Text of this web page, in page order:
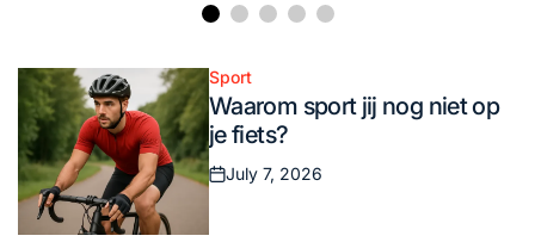
Posted
in
Sport
Waarom sport jij nog niet op
je fiets?
Posted
July 7, 2026